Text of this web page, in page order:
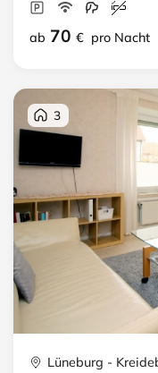
ab 70 € pro Nacht
3
Lüneburg -